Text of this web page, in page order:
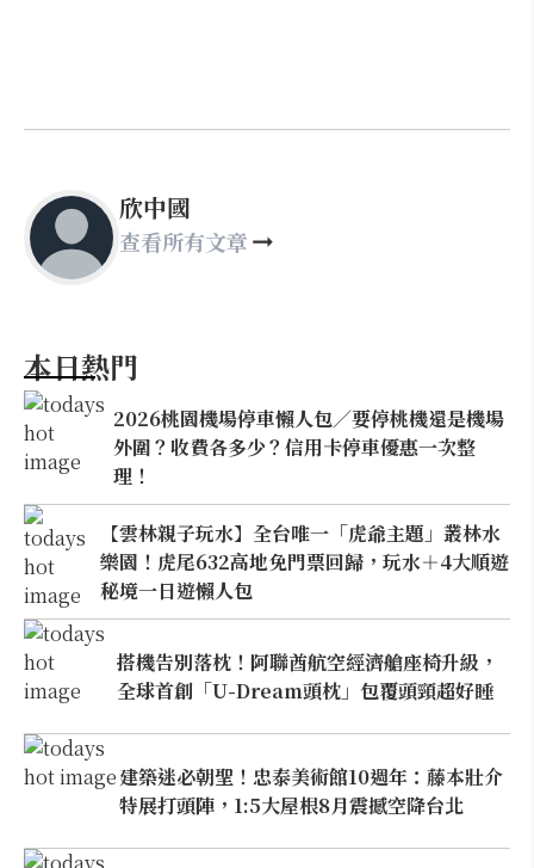
欣中國
查看所有文章
本日熱門
2026桃園機場停車懶人包／要停桃機還是機場
外圍？收費各多少？信用卡停車優惠一次整
理！
【雲林親子玩水】全台唯一「虎爺主題」叢林水
樂園！虎尾632高地免門票回歸，玩水＋4大順遊
秘境一日遊懶人包
搭機告別落枕！阿聯酋航空經濟艙座椅升級，
全球首創「U-Dream頭枕」包覆頭頸超好睡
建築迷必朝聖！忠泰美術館10週年：藤本壯介
特展打頭陣，1:5大屋根8月震撼空降台北